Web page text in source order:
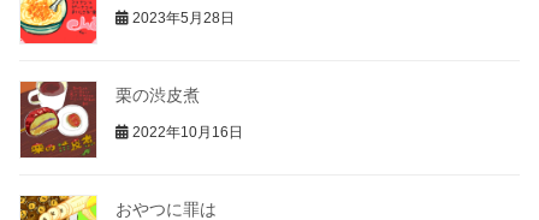
2023年5月28日
栗の渋皮煮
2022年10月16日
おやつに罪は